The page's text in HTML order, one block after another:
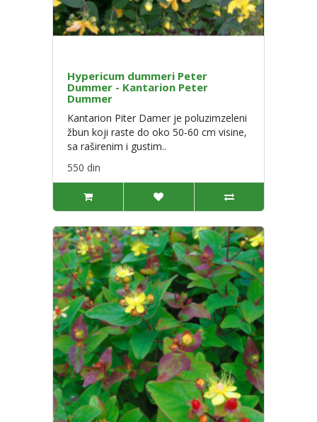
Hypericum dummeri Peter
Dummer - Kantarion Peter
Dummer
Kantarion Piter Damer je poluzimzeleni
žbun koji raste do oko 50-60 cm visine,
sa raširenim i gustim..
550 din